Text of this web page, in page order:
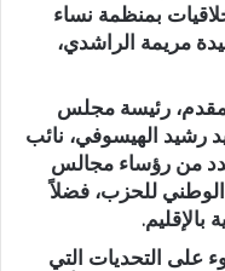
بمنظمة نساء
مريمة الراشدي،
، رئيسة مجلس
رشيد الهيسوفي، نائب
من رؤساء مجالس
الوطني للحزب، فضلاً
بالإقليم.
على التحديات التي